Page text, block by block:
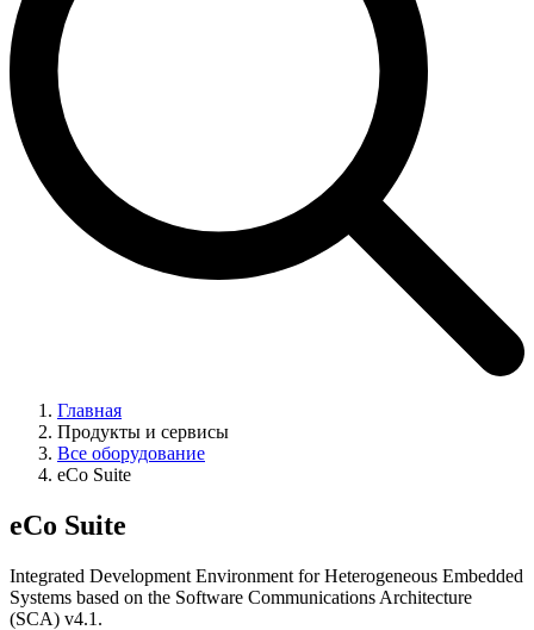
Главная
Продукты и сервисы
Все оборудование
eCo Suite
eCo Suite
Integrated Development Environment for Heterogeneous Embedded
Systems based on the Software Communications Architecture
(SCA) v4.1.